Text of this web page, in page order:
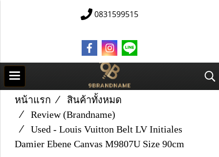
0831599515
หน้าแรก
สินค้าทั้งหมด
Review (Brandname)
Used -​ Louis Vuitton​ Belt​ LV​ Initiales​
Damier​ Ebene​ Canvas​ M9807U​ Size​ 90cm